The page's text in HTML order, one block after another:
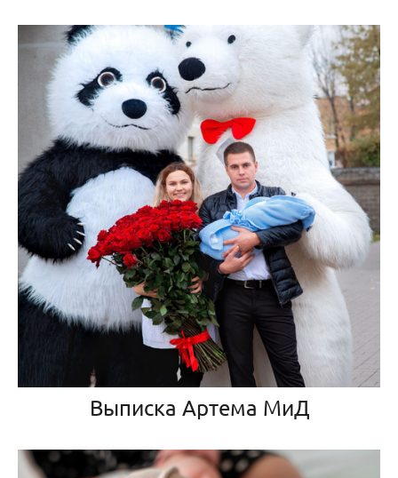
Выписка Артема МиД